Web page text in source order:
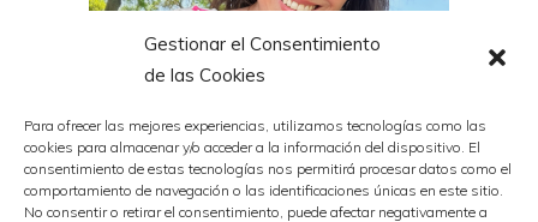
Gestionar el Consentimiento
de las Cookies
Para ofrecer las mejores experiencias, utilizamos tecnologías como las
cookies para almacenar y/o acceder a la información del dispositivo. El
consentimiento de estas tecnologías nos permitirá procesar datos como el
comportamiento de navegación o las identificaciones únicas en este sitio.
No consentir o retirar el consentimiento, puede afectar negativamente a